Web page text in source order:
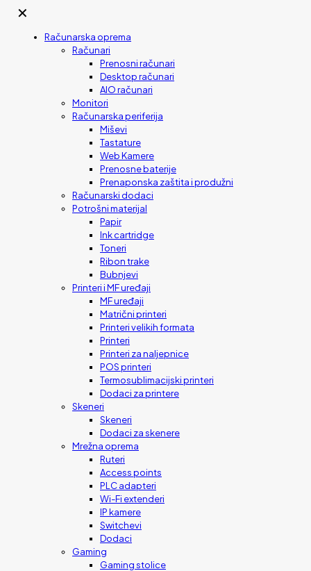
✕
Računarska oprema
Računari
Prenosni računari
Desktop računari
AIO računari
Monitori
Računarska periferija
Miševi
Tastature
Web Kamere
Prenosne baterije
Prenaponska zaštita i produžni
Računarski dodaci
Potrošni materijal
Papir
Ink cartridge
Toneri
Ribon trake
Bubnjevi
Printeri i MF uređaji
MF uređaji
Matrični printeri
Printeri velikih formata
Printeri
Printeri za naljepnice
POS printeri
Termosublimacijski printeri
Dodaci za printere
Skeneri
Skeneri
Dodaci za skenere
Mrežna oprema
Ruteri
Access points
PLC adapteri
Wi-Fi extenderi
IP kamere
Switchevi
Dodaci
Gaming
Gaming stolice